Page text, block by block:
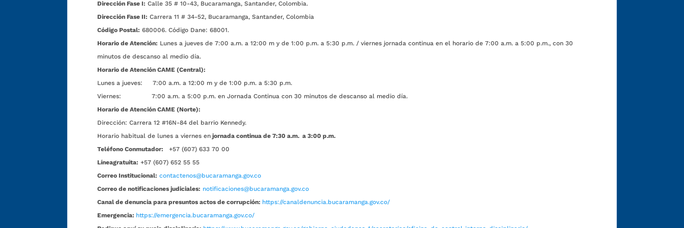
Dirección Fase I: Calle 35 # 10-43, Bucaramanga, Santander, Colombia.
Dirección Fase II: Carrera 11 # 34-52, Bucaramanga, Santander, Colombia
Código Postal: 680006. Código Dane: 68001.
Horario de Atención: Lunes a jueves de 7:00 a.m. a 12:00 m y de 1:00 p.m. a 5:30 p.m. / viernes jornada continua en el horario de 7:00 a.m. a 5:00 p.m., con 30
minutos de descanso al medio día.
Horario de Atención CAME (Central):
Lunes a jueves: 7:00 a.m. a 12:00 m y de 1:00 p.m. a 5:30 p.m.
Viernes: 7:00 a.m. a 5:00 p.m. en Jornada Continua con 30 minutos de descanso al medio día.
Horario de Atención CAME (Norte):
Dirección: Carrera 12 #16N-84 del barrio Kennedy.
Horario habitual de lunes a viernes en jornada continua de 7:30 a.m. a 3:00 p.m.
Teléfono Conmutador:
+57 (607) 633 70 00
Líneagratuita: +57 (607) 652 55 55
Correo Institucional: contactenos@bucaramanga.gov.co
Correo de notificaciones judiciales: notificaciones@bucaramanga.gov.co
Canal de denuncia para presuntos actos de corrupción: https://canaldenuncia.bucaramanga.gov.co/
Emergencia: https://emergencia.bucaramanga.gov.co/